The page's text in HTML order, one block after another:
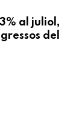
al juliol,
del